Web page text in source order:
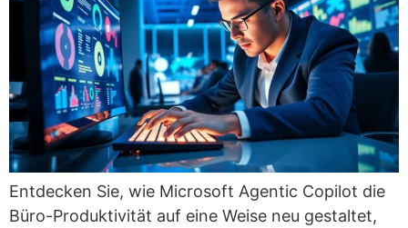
Ent­de­cken Sie, wie Micro­soft Agen­tic Copi­lot die
Büro-Pro­duk­ti­vi­tät auf eine Wei­se neu gestal­tet,